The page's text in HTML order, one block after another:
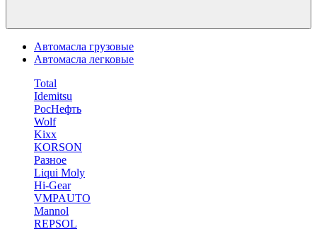
Автомасла грузовые
Автомасла легковые
Total
Idemitsu
РосНефть
Wolf
Kixx
KORSON
Разное
Liqui Moly
Hi-Gear
VMPAUTO
Mannol
REPSOL